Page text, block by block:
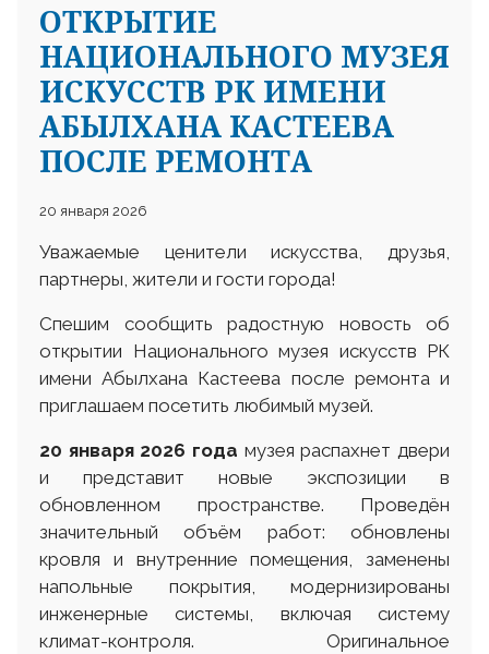
ОТКРЫТИЕ
НАЦИОНАЛЬНОГО МУЗЕЯ
ИСКУССТВ РК ИМЕНИ
АБЫЛХАНА КАСТЕЕВА
ПОСЛЕ РЕМОНТА
20 января 2026
Уважаемые ценители искусства, друзья,
партнеры, жители и гости города!
Спешим сообщить радостную новость об
открытии Национального музея искусств РК
имени Абылхана Кастеева после ремонта и
приглашаем посетить любимый музей.
20 января 2026 года музея распахнет двери
и представит новые экспозиции в
обновленном пространстве. Проведён
значительный объём работ: обновлены
кровля и внутренние помещения, заменены
напольные покрытия, модернизированы
инженерные системы, включая систему
климат-контроля. Оригинальное